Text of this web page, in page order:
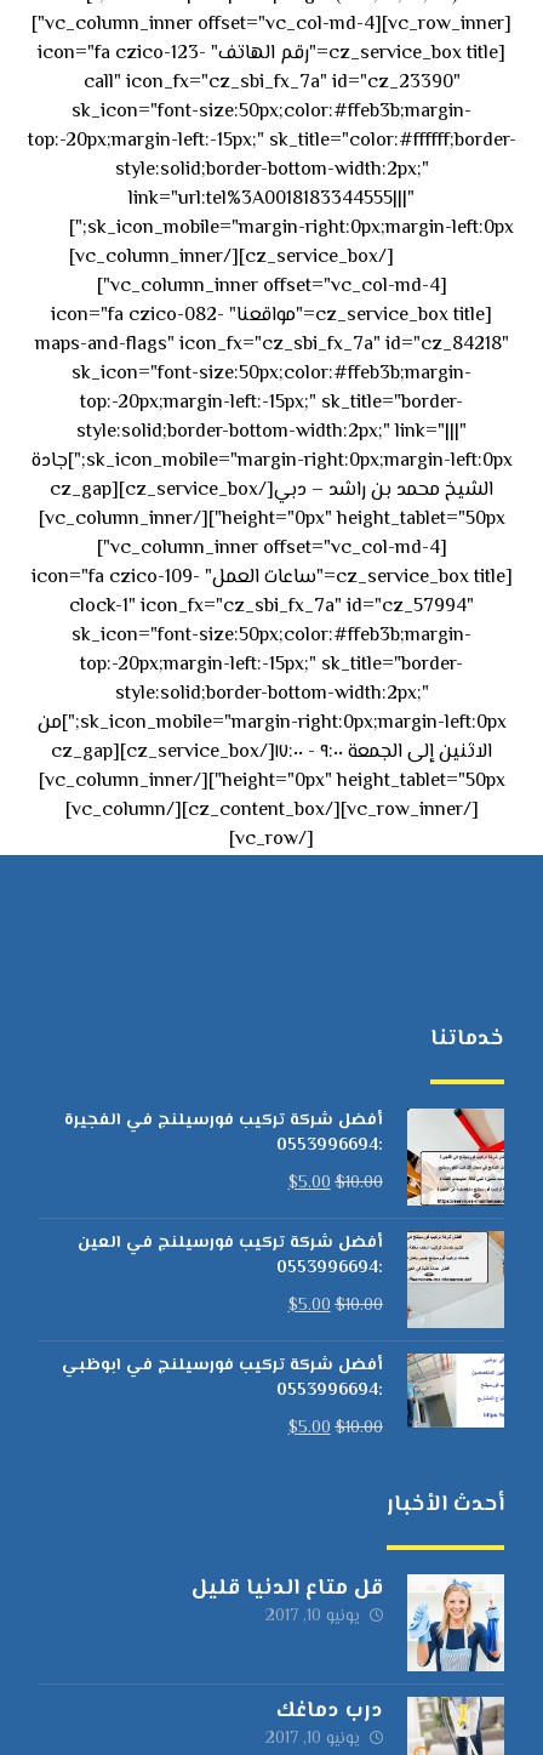
[vc_row_inner][vc_column_inner offset="vc_col-md-4"]
[cz_service_box title="رقم الهاتف" icon="fa czico-123-
call" icon_fx="cz_sbi_fx_7a" id="cz_23390"
sk_icon="font-size:50px;color:#ffeb3b;margin-
top:-20px;margin-left:-15px;" sk_title="color:#ffffff;border-
style:solid;border-bottom-width:2px;"
link="url:tel%3A0018183344555|||"
sk_icon_mobile="margin-right:0px;margin-left:0px;"]
[/cz_service_box][/vc_column_inner]
[vc_column_inner offset="vc_col-md-4"]
[cz_service_box title="مواقعنا" icon="fa czico-082-
maps-and-flags" icon_fx="cz_sbi_fx_7a" id="cz_84218"
sk_icon="font-size:50px;color:#ffeb3b;margin-
top:-20px;margin-left:-15px;" sk_title="border-
style:solid;border-bottom-width:2px;" link="|||"
sk_icon_mobile="margin-right:0px;margin-left:0px;"]جادة
الشيخ محمد بن راشد – دبي[/cz_service_box][cz_gap
height="0px" height_tablet="50px"][/vc_column_inner]
[vc_column_inner offset="vc_col-md-4"]
[cz_service_box title="ساعات العمل" icon="fa czico-109-
clock-1" icon_fx="cz_sbi_fx_7a" id="cz_57994"
sk_icon="font-size:50px;color:#ffeb3b;margin-
top:-20px;margin-left:-15px;" sk_title="border-
style:solid;border-bottom-width:2px;"
sk_icon_mobile="margin-right:0px;margin-left:0px;"]من
الاثنين إلى الجمعة ٩:٠٠ - ١٧:٠٠[/cz_service_box][cz_gap
height="0px" height_tablet="50px"][/vc_column_inner]
[/vc_row_inner][/cz_content_box][/vc_column]
[/vc_row]
خدماتنا
أفضل شركة تركيب فورسيلنج في الفجيرة
:0553996694
$10.00
$5.00
أفضل شركة تركيب فورسيلنج في العين
:0553996694
$10.00
$5.00
أفضل شركة تركيب فورسيلنج في ابوظبي
:0553996694
$10.00
$5.00
أحدث الأخبار
قل متاع الدنيا قليل
يونيو 10, 2017
درب دماغك
يونيو 10, 2017